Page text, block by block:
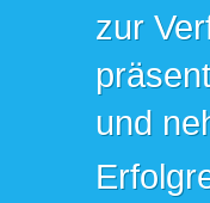
zur
und